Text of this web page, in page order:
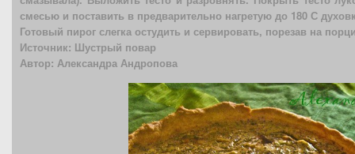
смесью и поставить в предварительно нагретую до 180 С
Готовый пирог слегка остудить и сервировать, порезав на
Источник: Шустрый повар
Автор: Александра Андропова